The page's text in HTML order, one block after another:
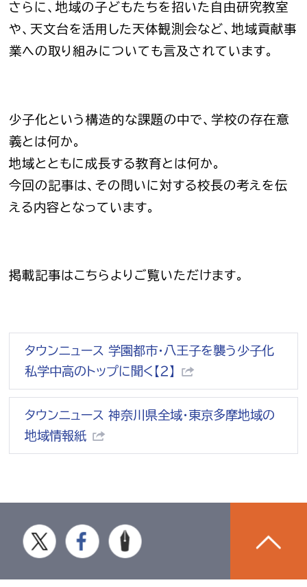
さらに、地域の子どもたちを招いた自由研究教室
や、天文台を活用した天体観測会など、地域貢献事
業への取り組みについても言及されています。
少子化という構造的な課題の中で、学校の存在意
義とは何か。
地域とともに成長する教育とは何か。
今回の記事は、その問いに対する校長の考えを伝
える内容となっています。
掲載記事はこちらよりご覧いただけます。
タウンニュース 学園都市・八王子を襲う少子化
私学中高のトップに聞く【２】
タウンニュース 神奈川県全域・東京多摩地域の
地域情報紙